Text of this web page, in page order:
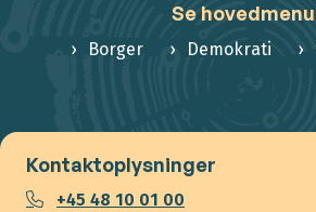
Se hovedmenu
Borger Demokrati
Kontaktoplysninger
+45 48 10 01 00